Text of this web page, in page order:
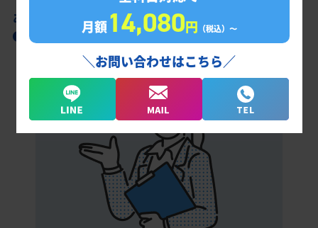
あなただけの学習計画だから成果が出る！
田川高校合格に向けた受験対策カリキュラム
月額14,080円 （税込）〜
＼お問い合わせはこちら／